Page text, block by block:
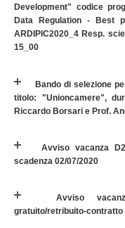
Development" codice
Data Regulation - Best
ARDIPIC2020_4 Resp.
15_00
Bando di selezione
titolo: "Unioncamere",
Riccardo Borsari e Prof.
Avviso vacanza
scadenza 02/07/2020
Avviso
gratuito/retribuito-contratto